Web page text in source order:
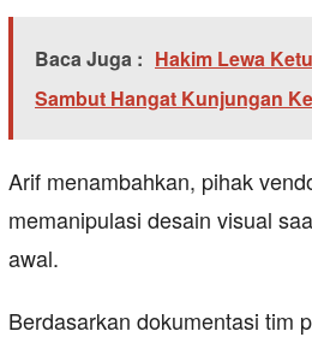
Baca Juga : Hakim Lewa
Sambut Hangat Kunjungan
Arif menambahkan, pihak
memanipulasi desain visual
awal.
Berdasarkan dokumentasi tim